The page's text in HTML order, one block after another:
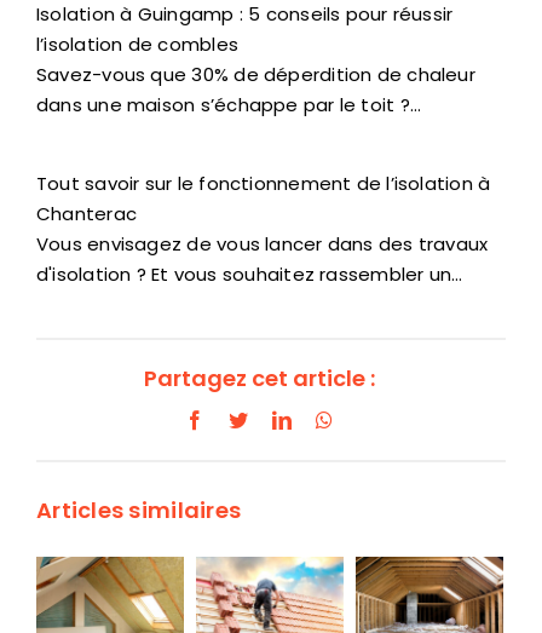
Isolation à Guingamp : 5 conseils pour réussir
l’isolation de combles
Savez-vous que 30% de déperdition de chaleur
dans une maison s’échappe par le toit ?…
Tout savoir sur le fonctionnement de l’isolation à
Chanterac
Vous envisagez de vous lancer dans des travaux
d'isolation ? Et vous souhaitez rassembler un…
Partagez cet article :
Facebook
TwitterLinkedIn
Articles similaires